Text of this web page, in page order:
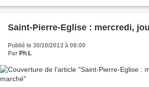
Saint-Pierre-Eglise : mercredi,
Publié le 30/10/2013 à 08:00
Par Ph L